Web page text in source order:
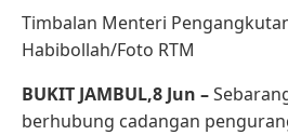
Timbalan Menteri
Habibollah/Foto RTM
BUKIT JAMBUL,8 Jun –
berhubung cadangan